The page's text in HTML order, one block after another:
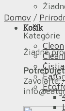
Košík
Žiadne
Zavolajte
Domov /
Kategórie
Cleon